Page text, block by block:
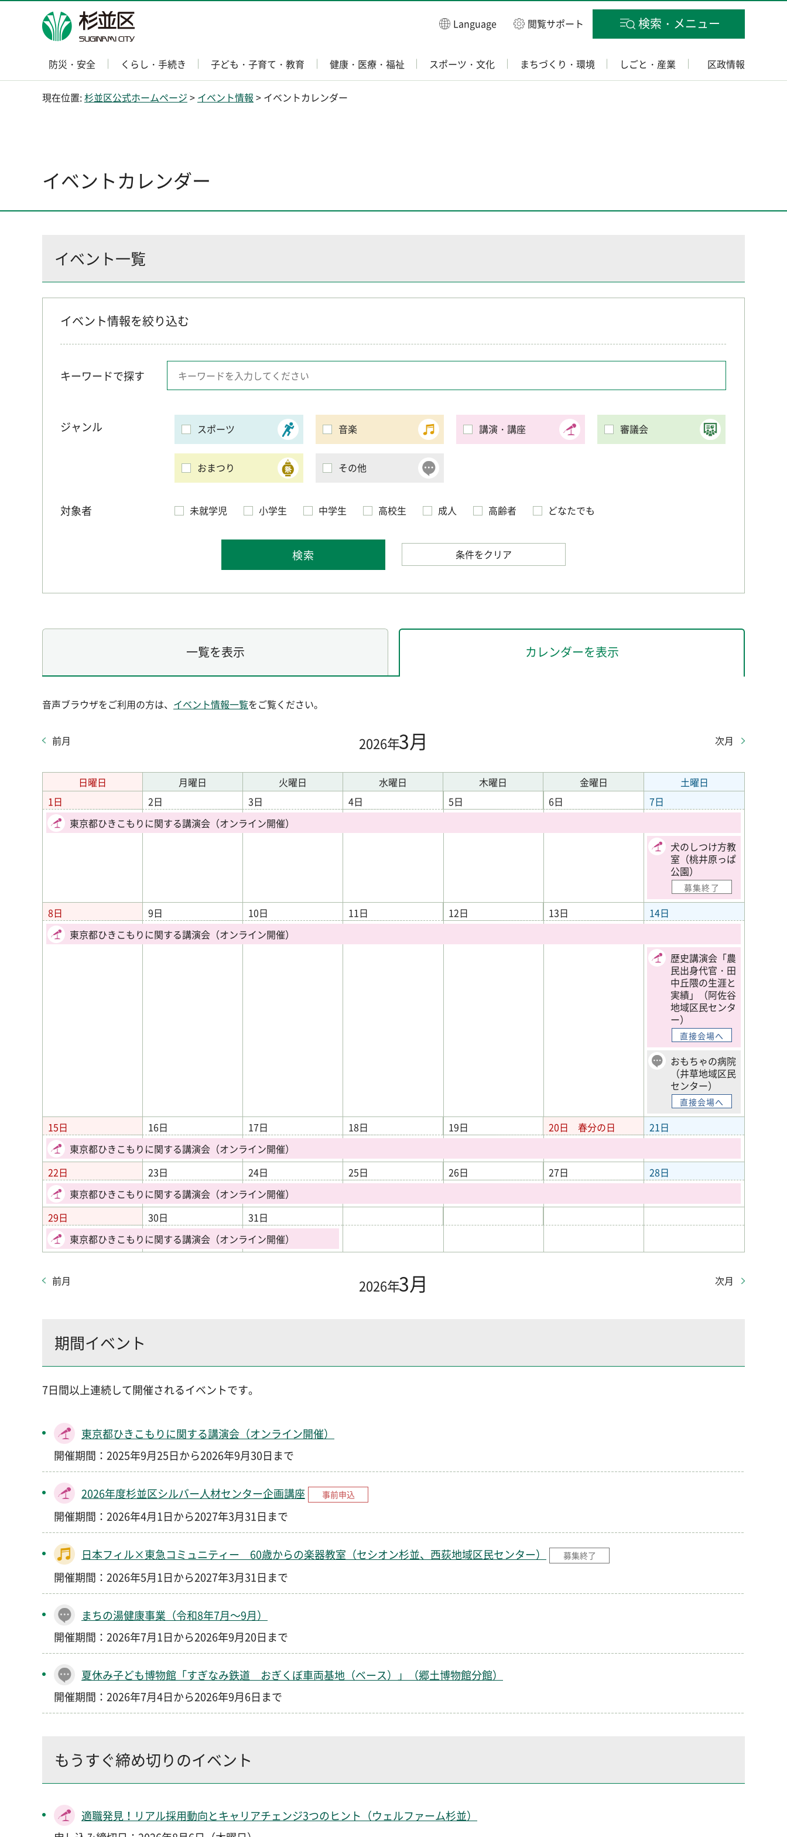
杉並区 Language 閲覧サポート 検索・メニュー
防災・安全 くらし・手続き 子ども・子育て・教育 健康・医療・福祉 スポーツ・文化 まちづくり・環境 しごと・産業 区政情報
現在位置:杉並区公式ホームページ > イベント情報 > イベントカレンダー
イベントカレンダー
イベント一覧
イベント情報を絞り込む
キーワードで探す
ジャンル スポーツ 音楽 講演・講座 審議会
おまつり その他
対象者 未就学児 小学生 中学生 高校生 成人 高齢者 どなたでも
条件をクリア
一覧を表示 カレンダーを表示
音声ブラウザをご利用の方は、 イベント情報一覧をご覧ください。
前月 2026年3月 次月
日曜日 月曜日 火曜日 水曜日 木曜日 金曜日
土曜日
1日
2日 3日 4日 5日 6日
7日
東京都ひきこもりに関する講演会（オンライン開催）
犬のしつけ方教
室（桃井原っぱ
公園）
募集終了
8日 9日 10日 11日 12日 13日
14日
東京都ひきこもりに関する講演会（オンライン開催）
歴史講演会「農
民出身代官・田
中丘隈の生涯と
実績」（阿佐谷
地域区民センタ
ー）
直接会場へ
おもちゃの病院
（井草地域区民
センター）
直接会場へ
15日 16日 17日 18日 19日 20日 春分の日
21日
東京都ひきこもりに関する講演会（オンライン開催）
22日
23日 24日 25日 26日 27日
28日
東京都ひきこもりに関する講演会（オンライン開催）
29日
30日
31日
東京都ひきこもりに関する講演会（オンライン開催）
前月 2026年3月 次月
期間イベント
7日間以上連続して開催されるイベントです。
東京都ひきこもりに関する講演会（オンライン開催）
開催期間：2025年9月25日から2026年9月30日まで
2026年度杉並区シルバー人材センター企画講座 事前申込
開催期間：2026年4月1日から2027年3月31日まで
日本フィル×東急コミュニティー 60歳からの楽器教室（セシオン杉並、西荻地域区民センター） 募集終了
開催期間：2026年5月1日から2027年3月31日まで
まちの湯健康事業（令和8年7月～9月）
開催期間：2026年7月1日から2026年9月20日まで
夏休み子ども博物館「すぎなみ鉄道 おぎくぼ車両基地（ベース）」（郷土博物館分館）
開催期間：2026年7月4日から2026年9月6日まで
もうすぐ締め切りのイベント
適職発見！リアル採用動向とキャリアチェンジ3つのヒント（ウェルファーム杉並）